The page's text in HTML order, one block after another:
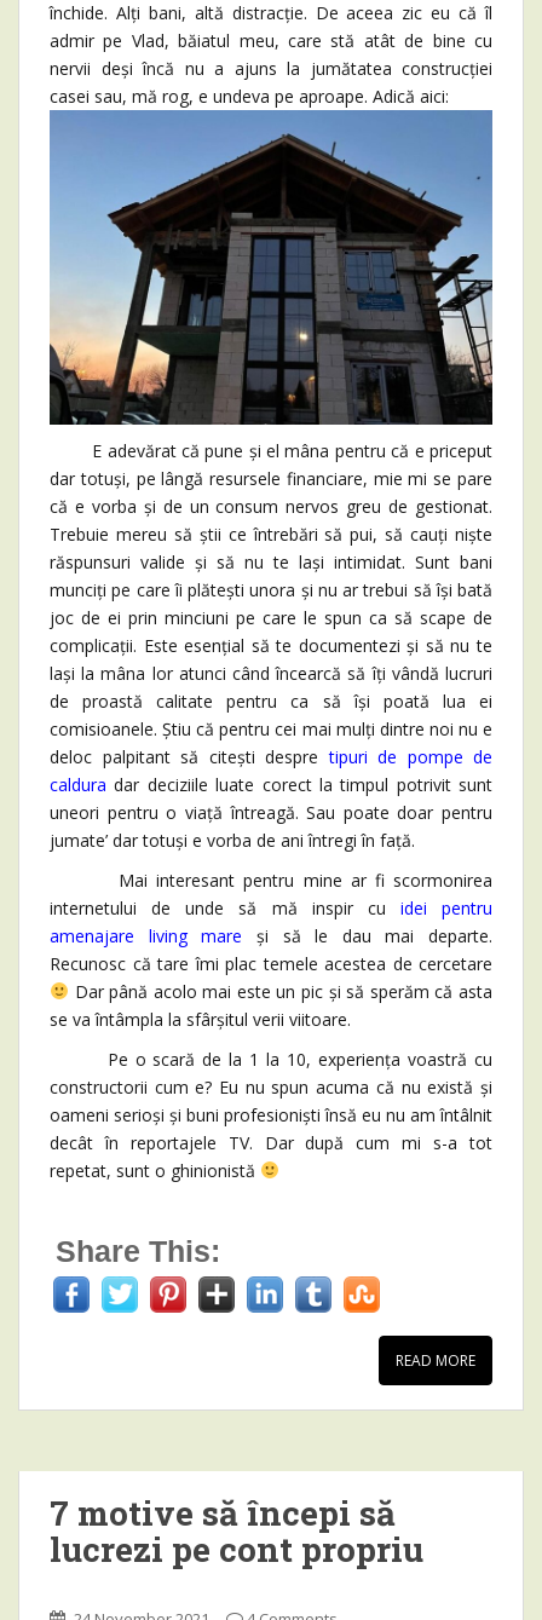
închide. Alți bani, altă distracție. De aceea zic eu că îl
admir pe Vlad, băiatul meu, care stă atât de bine cu
nervii deși încă nu a ajuns la jumătatea construcției
casei sau, mă rog, e undeva pe aproape. Adică aici:
E adevărat că pune și el mâna pentru că e priceput
dar totuși, pe lângă resursele financiare, mie mi se pare
că e vorba și de un consum nervos greu de gestionat.
Trebuie mereu să știi ce întrebări să pui, să cauți niște
răspunsuri valide și să nu te lași intimidat. Sunt bani
munciți pe care îi plătești unora și nu ar trebui să își bată
joc de ei prin minciuni pe care le spun ca să scape de
complicații. Este esențial să te documentezi și să nu te
lași la mâna lor atunci când încearcă să îți vândă lucruri
de proastă calitate pentru ca să își poată lua ei
comisioanele. Știu că pentru cei mai mulți dintre noi nu e
deloc palpitant să citești despretipuri de pompe de
caldura dar deciziile luate corect la timpul potrivit sunt
uneori pentru o viață întreagă. Sau poate doar pentru
jumate’ dar totuși e vorba de ani întregi în față.
Mai interesant pentru mine ar fi scormonirea
internetului de unde să mă inspir cu idei pentru
amenajare living mare și să le dau mai departe.
Recunosc că tare îmi plac temele acestea de cercetare
Dar până acolo mai este un pic și să sperăm că asta
se va întâmpla la sfârșitul verii viitoare.
Pe o scară de la 1 la 10, experiența voastră cu
constructorii cum e? Eu nu spun acuma că nu există și
oameni serioși și buni profesioniști însă eu nu am întâlnit
decât în reportajele TV. Dar după cum mi s-a tot
repetat, sunt o ghinionistă
Share This:
READ MORE
7 motive să începi să
lucrezi pe cont propriu